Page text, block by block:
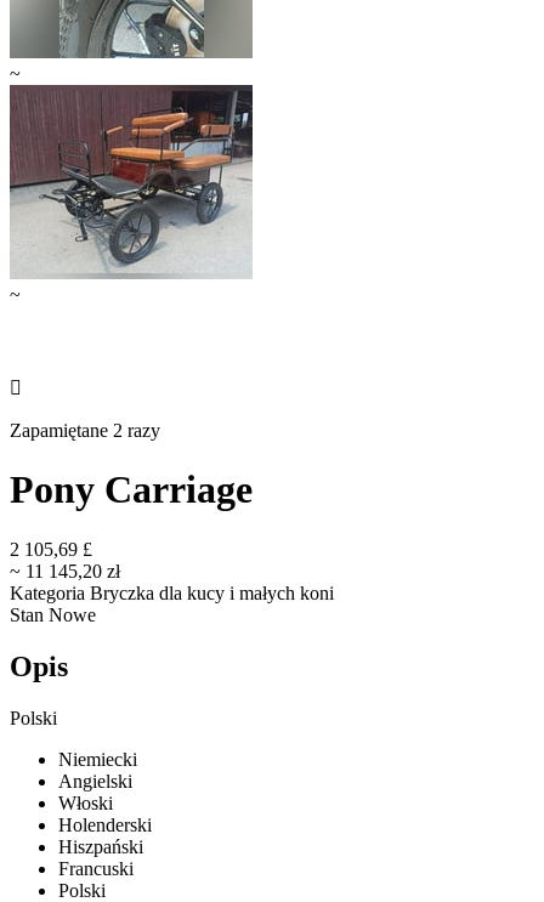
~
~

Zapamiętane 2 razy
Pony Carriage
2 105,69 £
~ 11 145,20 zł
Kategoria Bryczka dla kucy i małych koni
Stan Nowe
Opis
Polski
Niemiecki
Angielski
Włoski
Holenderski
Hiszpański
Francuski
Polski